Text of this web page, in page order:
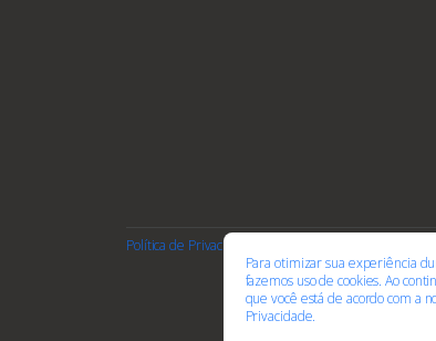
Política de Privacidade
Para otimizar sua experiência
fazemos uso de cookies. Ao
que você está de acordo com a
Privacidade.